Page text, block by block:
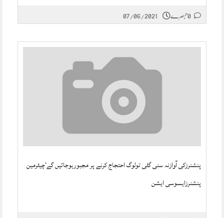
07/06/2021
پنشنرزکی آوازنہ سنی گئی تولوگ احتجاج کرنے پر مجبورہوجائیں گے‘چیئرمین
پنشنرزایسوسی ایشن